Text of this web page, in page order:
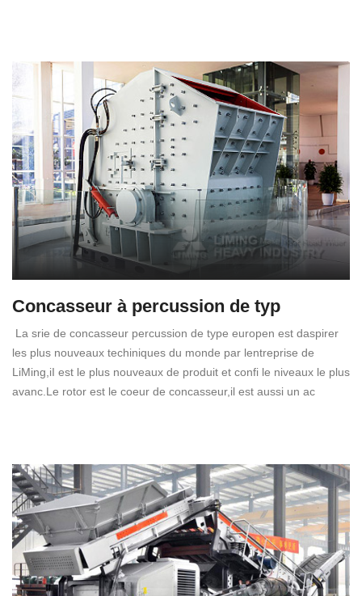
Concasseur à percussion de typ
La srie de concasseur percussion de type europen est daspirer
les plus nouveaux techiniques du monde par lentreprise de
LiMing,iI est le plus nouveaux de produit et confi le niveaux le plus
avanc.Le rotor est le coeur de concasseur,il est aussi un ac